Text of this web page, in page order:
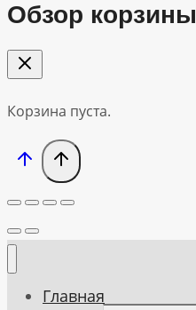
Обзор корзины
Корзина пуста.
Главная